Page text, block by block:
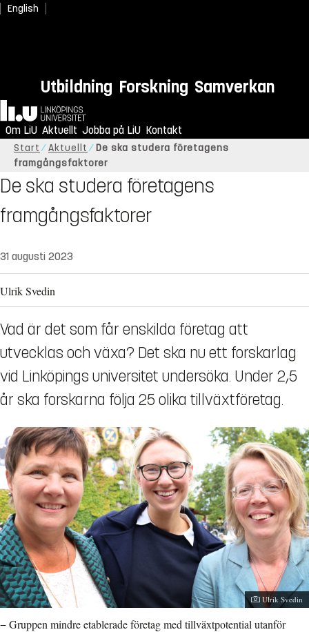
English
Utbildning Forskning Samverkan
Hem
Om LiU Aktuellt Jobba på LiU Kontakt
Start Aktuellt
De ska studera företagens
framgångsfaktorer
De ska studera företagens
framgångsfaktorer
31 augusti 2023
Ulrik Svedin
Vad är det som får enskilda företag att
utvecklas och växa? Det ska nu ett forskarlag
vid Linköpings universitet undersöka. Under 2,5
år ska forskarna följa 25 olika tillväxtföretag.
Fotograf:
Ulrik Svedin
− Gruppen mindre etablerade företag med tillväxtpotential utanför